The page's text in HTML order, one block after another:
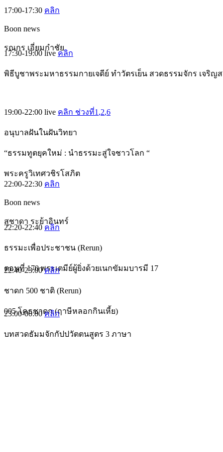
17:00-17:30 คลิก
Boon news
รณกร เอี่ยมกำชัย
17:30-19:00live คลิก
พิธีบูชาพระมหาธรรมกายเจดีย์ ทำวัตรเย็น สวดธรรมจักร เจริญ
19:00-22:00 live คลิก ช่วงที่1,2,6
อนุบาลฝันในฝันวิทยา
“ธรรมทูตยุคใหม่ : นำธรรมะสู่ใจชาวโลก “
พระครูวิเทศวชิรโสภิต
22:00-22:30 คลิก
Boon news
สุชาดา ระย้าอินทร์
22:20-22:40 คลิก
ธรรมะเพื่อประชาชน (Rerun)
ตอนที่ 170 พระเตมีย์ผู้ยิ่งด้วยเนกขัมมบารมี 17
22:40-23:00คลิก
ชาดก 500 ชาติ (Rerun)
005 โคธชาดก (ฤาษีหลอกกินเหี้ย)
23:00-00:00คลิก
บทสวดธัมมจักกัปปวัตตนสูตร 3 ภาษา